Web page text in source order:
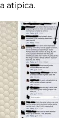
atipica.